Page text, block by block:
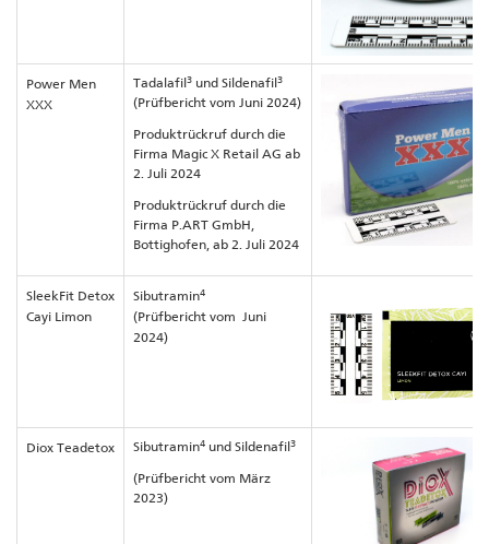
Power Men
XXX
Tadalafil3 und Sildenafil3
(Prüfbericht vom Juni 2024)
Produktrückruf durch die
Firma Magic X Retail AG ab
2. Juli 2024
Produktrückruf durch die
Firma P.ART GmbH,
Bottighofen, ab 2. Juli 2024
SleekFit Detox
Cayi Limon
Sibutramin4
(Prüfbericht vom Juni
2024)
Diox Teadetox Sibutramin4 und Sildenafil3
(Prüfbericht vom März
2023)